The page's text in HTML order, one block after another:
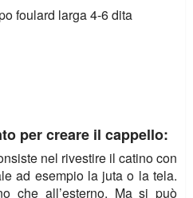
foulard larga 4-6 dita
per creare il cappello:
nel rivestire il catino con
ad esempio la juta o la tela.
che all’esterno. Ma si può